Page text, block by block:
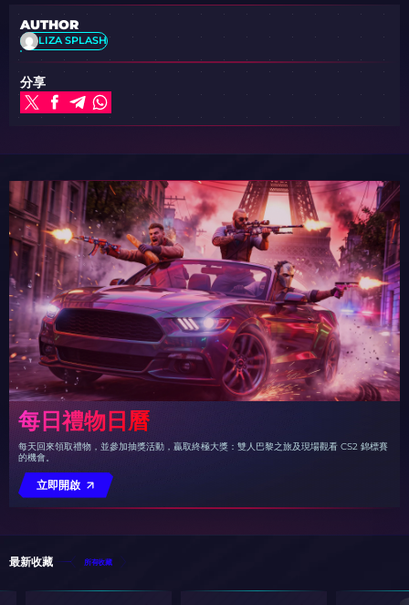
AUTHOR
LIZA SPLASH
分享
每日禮物日曆
每天回來領取禮物，並參加抽獎活動，贏取終極大獎：雙人巴黎之旅及現場觀看 CS2 錦標賽
的機會。
立即開啟
最新收藏 所有收藏